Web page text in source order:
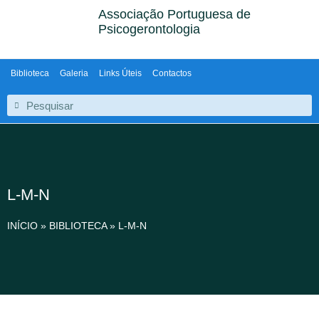
Associação Portuguesa de
Psicogerontologia
Biblioteca Galeria Links Úteis Contactos
L-M-N
INÍCIO » BIBLIOTECA» L-M-N